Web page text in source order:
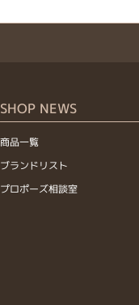
SHOP NEWS
商品一覧
ブランドリスト
プロポーズ相談室